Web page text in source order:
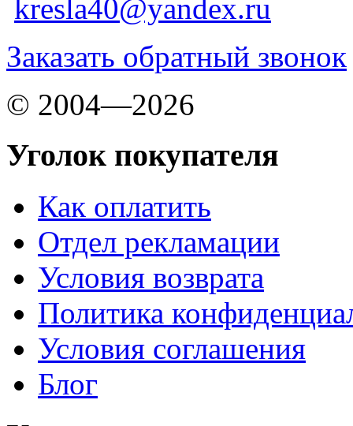
kresla40@yandex.ru
Заказать обратный звонок
© 2004—2026
Уголок покупателя
Как оплатить
Отдел рекламации
Условия возврата
Политика
Условия соглашения
Блог